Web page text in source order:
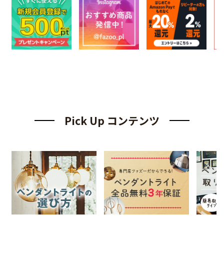
Pick Up コンテンツ